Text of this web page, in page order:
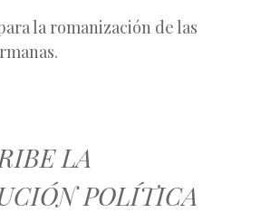
la romanización de las
LA
POLÍTICA